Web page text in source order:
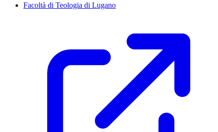
Facoltà di Teologia di Lugano